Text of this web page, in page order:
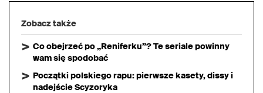
Zobacz także
Co obejrzeć po „Reniferku”? Te seriale powinny
wam się spodobać
Początki polskiego rapu: pierwsze kasety, dissy i
nadejście Scyzoryka